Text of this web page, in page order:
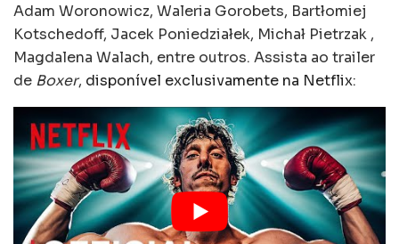
Adam Woronowicz, Waleria Gorobets, Bartłomiej
Kotschedoff, Jacek Poniedziałek, Michał Pietrzak ,
Magdalena Walach, entre outros. Assista ao trailer
de Boxer, disponível exclusivamente na Netflix: